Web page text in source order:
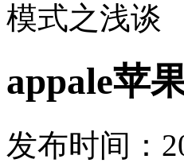
模式之浅谈
appale苹
发布时间：